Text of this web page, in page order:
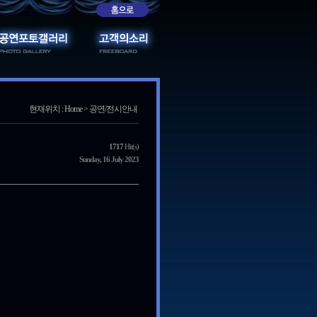
현재위치 : Home > 공연/전시안내
1717Hit(s)
Sunday, 16 July 2023